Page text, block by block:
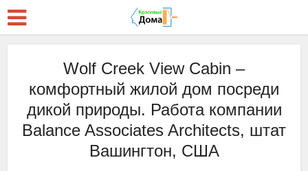
Wolf Creek View Cabin –
комфортный жилой дом посреди
дикой природы. Работа компании
Balance Associates Architects, штат
Вашингтон, США